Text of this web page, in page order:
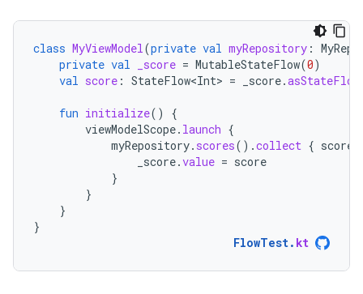
class MyViewModel(private val myRepository :
private val _score = MutableStateFlow(0)
val score : StateFlow<Int> = _score.asStateFlow
fun initialize()
{
viewModelScope. launch {
myRepository. scores().collect { score
_score.value = score
}
}
}
}
FlowTest. kt